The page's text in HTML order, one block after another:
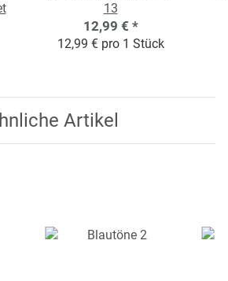
13
12,99 € *
12,99 € pro 1 Stück
Artikel